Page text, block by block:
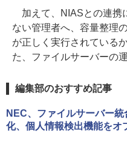
加えて、NIASとの連携
ない管理者へ、容量整理
が正しく実行されている
た、ファイルサーバーの
編集部のおすすめ記事
NEC、ファイルサーバー
化、個人情報検出機能をオ